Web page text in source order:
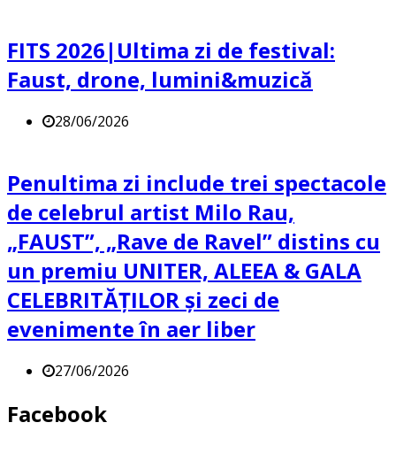
FITS 2026|Ultima zi de festival:
Faust, drone, lumini&muzică
28/06/2026
Penultima zi include trei spectacole
de celebrul artist Milo Rau,
„FAUST”, „Rave de Ravel” distins cu
un premiu UNITER, ALEEA & GALA
CELEBRITĂȚILOR și zeci de
evenimente în aer liber
27/06/2026
Facebook